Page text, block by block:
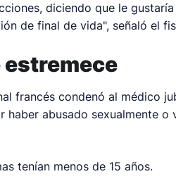
diciendo que le
de final de vida", señaló el
estremece
francés condenó al médico
haber abusado sexualmente
tenían menos de 15 años.